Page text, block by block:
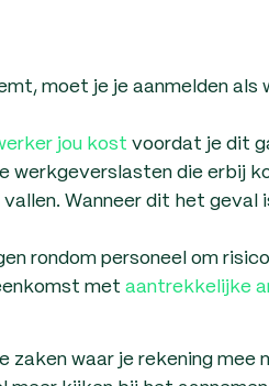
moet je je aanmelden als
jou kostvoordat je dit
die erbij
Wanneer dit het geval
rondom personeel om
metaantrekkelijke
waar je rekening mee